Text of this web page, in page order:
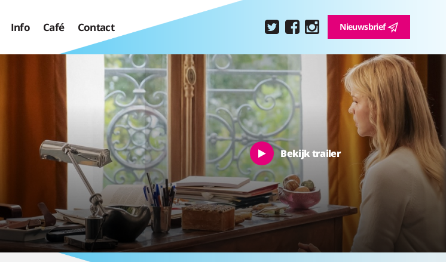
Info Café Contact Nieuwsbrief
Bekijk trailer